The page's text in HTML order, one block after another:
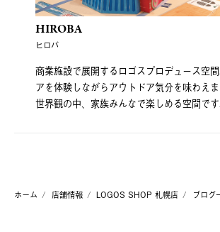
HIROBA
ヒロバ
商業施設で展開するロゴスプロデュース空
アを体験しながらアウトドア気分を味わえ
世界観の中、家族みんなで楽しめる空間です
ホーム 店舗情報 LOGOS SHOP 札幌店 ブログ